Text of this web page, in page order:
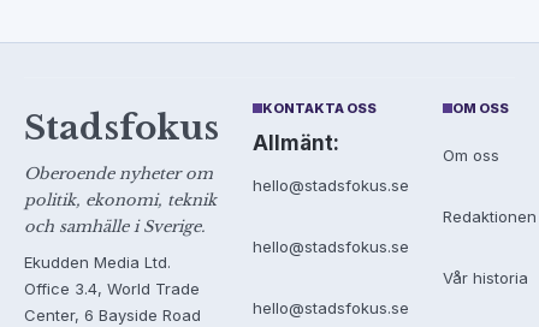
Stadsfokus
Oberoende nyheter om
politik, ekonomi, teknik
och samhälle i Sverige.
Ekudden Media Ltd.
Office 3.4, World Trade
Center, 6 Bayside Road
KONTAKTA OSS
Allmänt:
hello@stadsfokus.se
hello@stadsfokus.se
hello@stadsfokus.se
OM OSS
Om oss
Redaktionen
Vår historia